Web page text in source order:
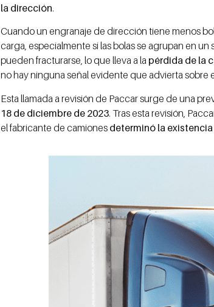
la dirección.
Cuando un engranaje de dirección tiene menos
carga, especialmente si las bolas se agrupan en
pueden fracturarse, lo que lleva a la pérdida de la
no hay ninguna señal evidente que advierta sobre
Esta llamada a revisión de Paccar surge de una
18 de diciembre de 2023. Tras esta revisión,
el fabricante de camiones determinó la